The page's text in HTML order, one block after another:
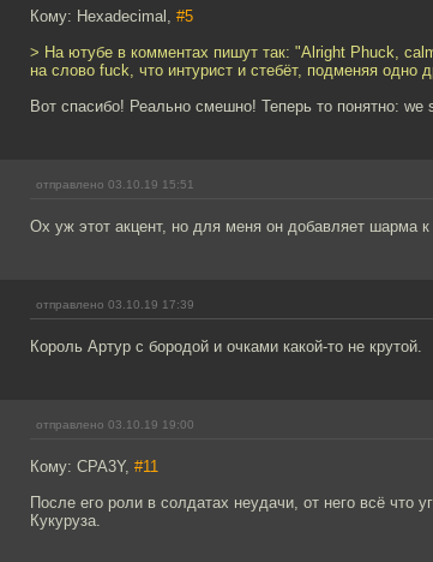
Кому: Hexadecimal, #5
> На ютубе в комментах пишут так: "Alright Phuck,
на слово fuck, что интурист и стебёт, подменяя одно
Вот спасибо! Реально смешно! Теперь то понятно:
отправлено 03.10.19 15:51
Ох уж этот акцент, но для меня он добавляет шарма
отправлено 03.10.19 17:39
Король Артур с бородой и очками какой-то не крутой.
отправлено 03.10.19 19:00
Кому: CPA3Y, #11
После его роли в солдатах неудачи, от него всё что
Кукуруза.